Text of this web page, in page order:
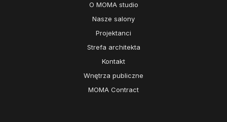
O MOMA studio
Nasze salony
Projektanci
Strefa architekta
Kontakt
Wnętrza publiczne
MOMA Contract